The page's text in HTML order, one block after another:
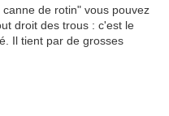
de rotin" vous pouvez
droit des trous : c'est le
Il tient par de grosses